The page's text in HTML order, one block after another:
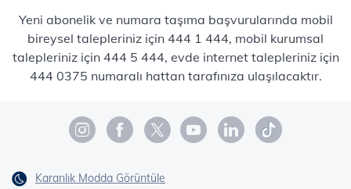
Yeni abonelik ve numara taşıma başvurularında mobil
bireysel talepleriniz için 444 1 444, mobil kurumsal
talepleriniz için 444 5 444, evde internet talepleriniz için
444 0375 numaralı hattan tarafınıza ulaşılacaktır.
Karanlık Modda Görüntüle